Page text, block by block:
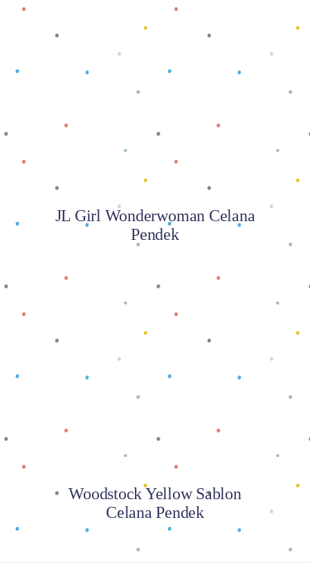
JL Girl Wonderwoman Celana
Pendek
Baca selengkapnya
Woodstock Yellow Sablon
Celana Pendek